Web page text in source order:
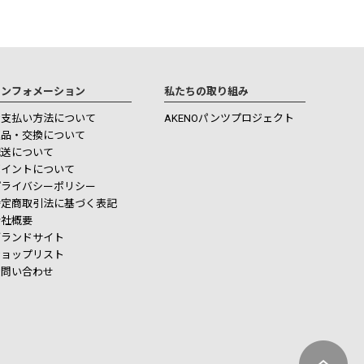
フォメーション
払い方法について
・交換について
について
ントについて
イバシーポリシー
商取引法に基づく表記
概要
ンドサイト
ップリスト
い合わせ
私たちの取り組み
AKENOパンツプロジェクト